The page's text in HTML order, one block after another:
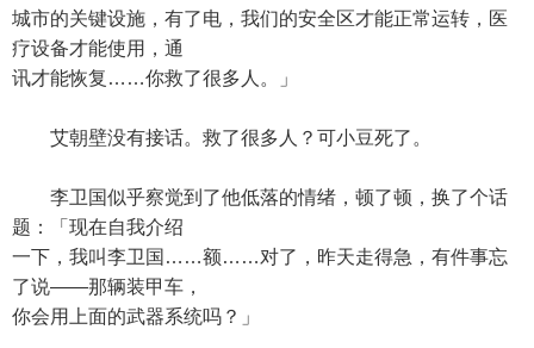
城市的关键设施，有了电，我们的安全区才能正常运转，医
疗设备才能使用，通
讯才能恢复……你救了很多人。」
艾朝壁没有接话。救了很多人？可小豆死了。
李卫国似乎察觉到了他低落的情绪，顿了顿，换了个话
题：「现在自我介绍
一下，我叫李卫国……额……对了，昨天走得急，有件事忘
了说——那辆装甲车，
你会用上面的武器系统吗？」